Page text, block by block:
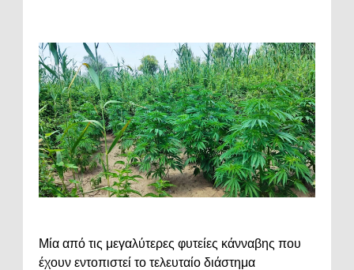
Μία από τις μεγαλύτερες φυτείες κάνναβης που
έχουν εντοπιστεί το τελευταίο διάστημα